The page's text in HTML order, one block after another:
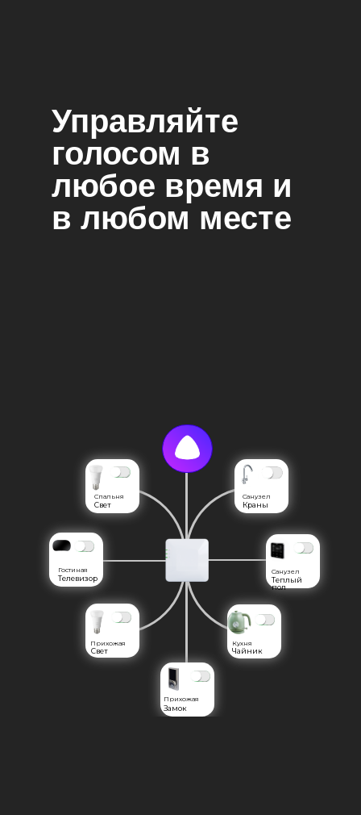
Управляйте
голосом в
любое время и
в любом месте
Свет
Спальня
Свет
Санузел
Краны
Кухня
Чайник
Прихожая
Замок
Гостиная
Телевизор
Санузел
Теплый
пол
Прихожая